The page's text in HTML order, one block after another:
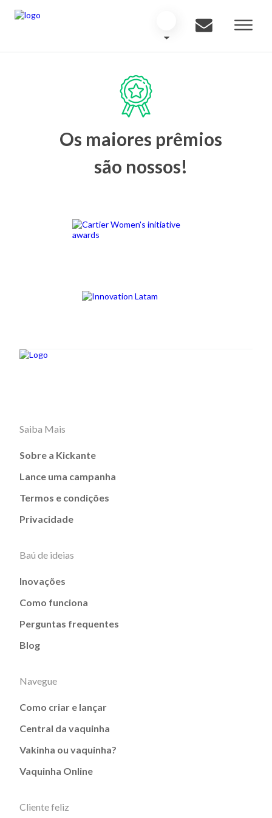
Os maiores prêmios
são nossos!
Saiba Mais
Sobre a Kickante
Lance uma campanha
Termos e condições
Privacidade
Baú de ideias
Inovações
Como funciona
Perguntas frequentes
Blog
Navegue
Como criar e lançar
Central da vaquinha
Vakinha ou vaquinha?
Vaquinha Online
Cliente feliz